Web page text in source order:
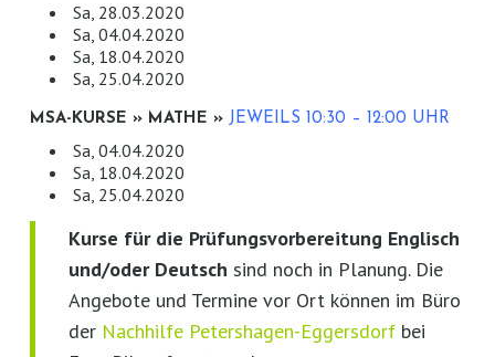
Sa, 28.03.2020
Sa, 04.04.2020
Sa, 18.04.2020
Sa, 25.04.2020
MSA-KURSE » MATHE » JEWEILS 10:30 – 12:00 UHR
Sa, 04.04.2020
Sa, 18.04.2020
Sa, 25.04.2020
Kurse für die Prüfungsvorbereitung Englisch
und/oder Deutsch sind noch in Planung. Die
Angebote und Termine vor Ort können im Büro
der Nachhilfe Petershagen-Eggersdorfbei